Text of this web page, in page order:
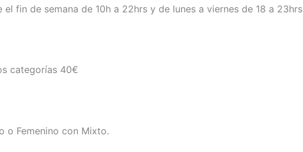
fin de semana de 10h a 22hrs y de lunes a viernes de 18 a 23hrs
categorías 40€
o Femenino con Mixto.